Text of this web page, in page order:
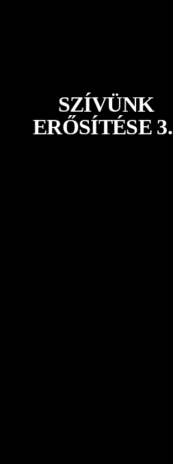
SZÍVÜNK
ERŐSÍTÉSE 3.